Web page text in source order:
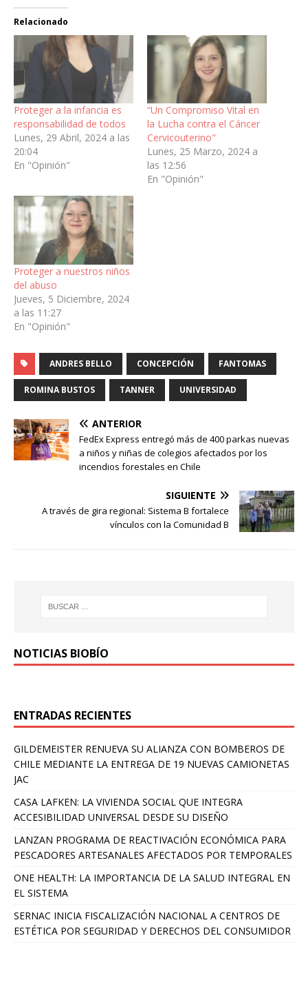
Relacionado
Proteger a la infancia es
responsabilidad de todos
Lunes, 29 Abril, 2024 a las
20:04
En "Opinión"
“Un Compromiso Vital en
la Lucha contra el Cáncer
Cervicouterino"
Lunes, 25 Marzo, 2024 a
las 12:56
En "Opinión"
Proteger a nuestros niños
del abuso
Jueves, 5 Diciembre, 2024
a las 11:27
En "Opinión"
ANDRES BELLO CONCEPCIÓN FANTOMAS
ROMINA BUSTOS TANNER UNIVERSIDAD
ANTERIOR
FedEx Express entregó más de 400 parkas nuevas
a niños y niñas de colegios afectados por los
incendios forestales en Chile
SIGUIENTE
A través de gira regional: Sistema B fortalece
vínculos con la Comunidad B
NOTICIAS BIOBÍO
ENTRADAS RECIENTES
GILDEMEISTER RENUEVA SU ALIANZA CON BOMBEROS DE
CHILE MEDIANTE LA ENTREGA DE 19 NUEVAS CAMIONETAS
JAC
CASA LAFKEN: LA VIVIENDA SOCIAL QUE INTEGRA
ACCESIBILIDAD UNIVERSAL DESDE SU DISEÑO
LANZAN PROGRAMA DE REACTIVACIÓN ECONÓMICA PARA
PESCADORES ARTESANALES AFECTADOS POR TEMPORALES
ONE HEALTH: LA IMPORTANCIA DE LA SALUD INTEGRAL EN
EL SISTEMA
SERNAC INICIA FISCALIZACIÓN NACIONAL A CENTROS DE
ESTÉTICA POR SEGURIDAD Y DERECHOS DEL CONSUMIDOR